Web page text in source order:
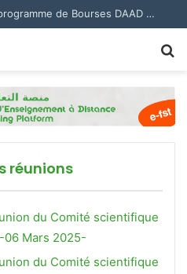
Appel à candidatures au programme de Bourses DAAD 2027.
réunions
du Comité scientifique
06 Mars 2025-
du Comité scientifique